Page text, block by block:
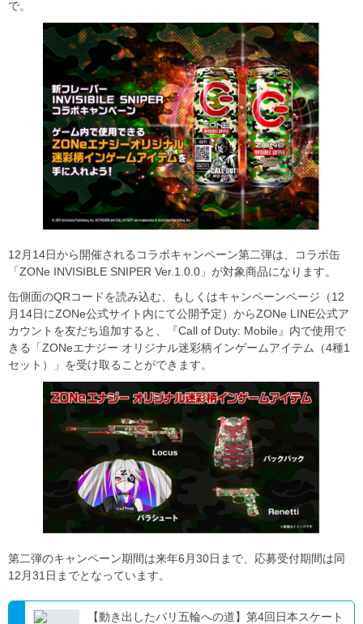
で。
12月14日から開催されるコラボキャンペーン第二弾は、コラボ缶
「ZONe INVISIBLE SNIPER Ver.1.0.0」が対象商品になります。
缶側面のQRコードを読み込む、もしくはキャンペーンページ（12
月14日にZONe公式サイト内にて公開予定）からZONe LINE公式ア
カウントを友だち追加すると、『Call of Duty: Mobile』内で使用で
きる「ZONeエナジー オリジナル迷彩柄インゲームアイテム（4種1
セット）」を受け取ることができます。
第二弾のキャンペーン期間は来年6月30日まで、応募受付期間は同
12月31日までとなっています。
【動き出したパリ五輪への道】第4回日本スケート